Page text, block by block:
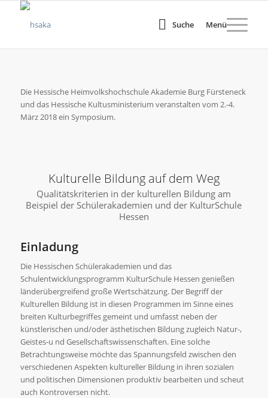
Suche Menü
Die Hessische Heimvolkshochschule Akademie Burg Fürsteneck
und das Hessische Kultusministerium veranstalten vom 2.-4.
März 2018 ein Symposium.
Kulturelle Bildung auf dem Weg
Qualitätskriterien in der kulturellen Bildung am
Beispiel der Schülerakademien und der KulturSchule
Hessen
Einladung
Die Hessischen Schülerakademien und das
Schulentwicklungsprogramm KulturSchule Hessen genießen
länderübergreifend große Wertschätzung. Der Begriff der
Kulturellen Bildung ist in diesen Programmen im Sinne eines
breiten Kulturbegriffes gemeint und umfasst neben der
künstlerischen und/oder ästhetischen Bildung zugleich Natur-,
Geistes-u nd Gesellschaftswissenschaften. Eine solche
Betrachtungsweise möchte das Spannungsfeld zwischen den
verschiedenen Aspekten kultureller Bildung in ihren sozialen
und politischen Dimensionen produktiv bearbeiten und scheut
auch Kontroversen nicht.